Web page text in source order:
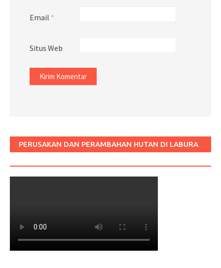
Email *
Situs Web
PERUSAKAN DAN PERAMBAHAN HUTAN DI LABURA